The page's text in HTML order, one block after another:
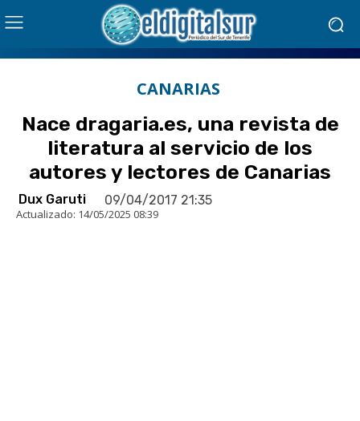
CANARIAS
Nace dragaria.es, una revista de
literatura al servicio de los
autores y lectores de Canarias
Dux Garuti 09/04/2017 21:35
Actualizado: 14/05/2025 08:39